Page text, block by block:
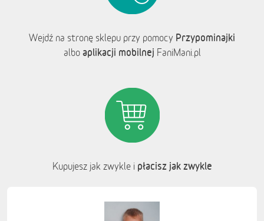
Wejdź na stronę sklepu przy pomocy Przypominajki
albo aplikacji mobilnej FaniMani.pl
Kupujesz jak zwykle i płacisz jak zwykle